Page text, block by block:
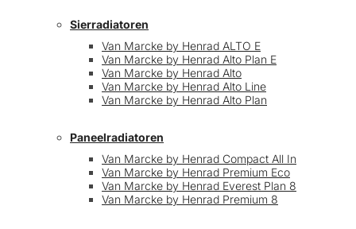
Sierradiatoren
Van Marcke by Henrad ALTO E
Van Marcke by Henrad Alto Plan E
Van Marcke by Henrad Alto
Van Marcke by Henrad Alto Line
Van Marcke by Henrad Alto Plan
Paneelradiatoren
Van Marcke by Henrad Compact All In
Van Marcke by Henrad Premium Eco
Van Marcke by Henrad Everest Plan 8
Van Marcke by Henrad Premium 8